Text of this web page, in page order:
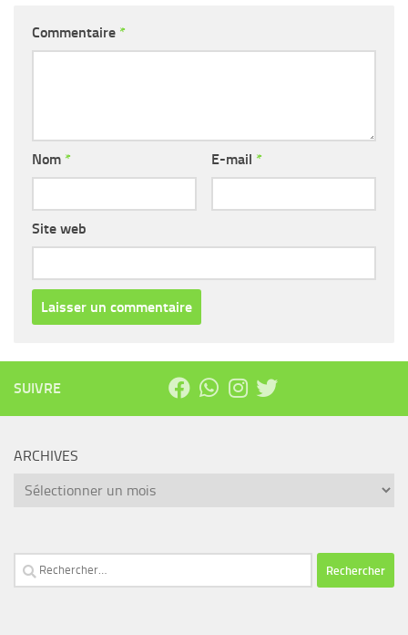
Commentaire *
Nom * E-mail *
Site web
SUIVRE
ARCHIVES
Archives
Rechercher :